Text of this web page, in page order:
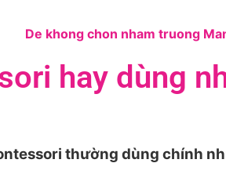
hay dùng
thường dùng chính